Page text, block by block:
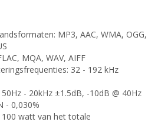
MP3, AAC, WMA, OGG,
MQA, WAV, AIFF
32 - 192 kHz
- 20kHz ±1.5dB, -10dB @ 40Hz
- 0,030%
watt van het totale